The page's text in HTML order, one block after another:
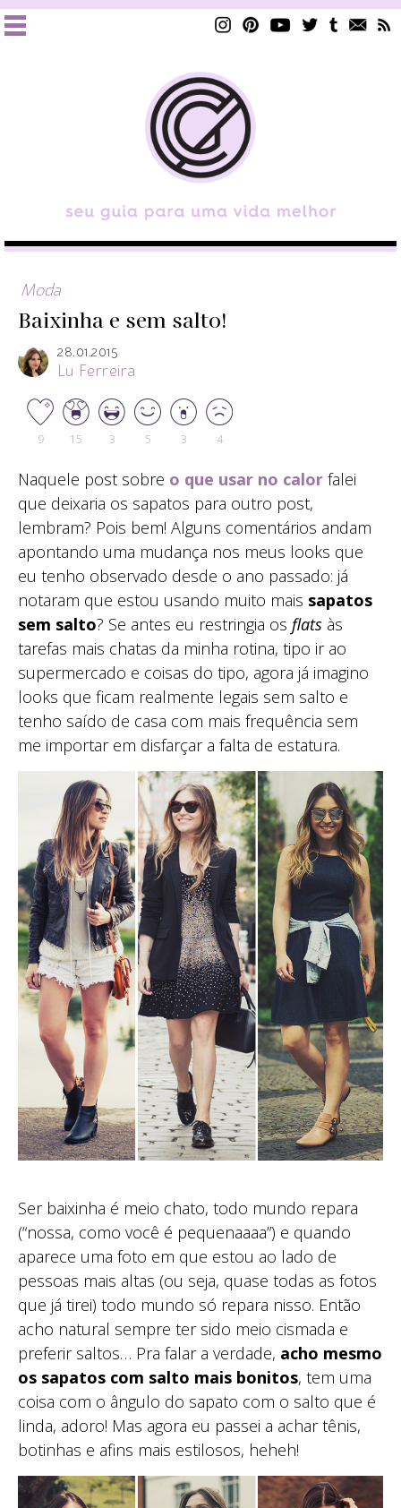
Moda
Baixinha e sem salto!
28.01.2015
Lu Ferreira
9 15 3 5 3 4
Naquele post sobre o que usar no calor falei
que deixaria os sapatos para outro post,
lembram? Pois bem! Alguns comentários andam
apontando uma mudança nos meus looks que
eu tenho observado desde o ano passado: já
notaram que estou usando muito mais sapatos
sem salto? Se antes eu restringia os flats às
tarefas mais chatas da minha rotina, tipo ir ao
supermercado e coisas do tipo, agora já imagino
looks que ficam realmente legais sem salto e
tenho saído de casa com mais frequência sem
me importar em disfarçar a falta de estatura.
Ser baixinha é meio chato, todo mundo repara
(“nossa, como você é pequenaaaa”) e quando
aparece uma foto em que estou ao lado de
pessoas mais altas (ou seja, quase todas as fotos
que já tirei) todo mundo só repara nisso. Então
acho natural sempre ter sido meio cismada e
preferir saltos… Pra falar a verdade, acho mesmo
os sapatos com salto mais bonitos, tem uma
coisa com o ângulo do sapato com o salto que é
linda, adoro! Mas agora eu passei a achar tênis,
botinhas e afins mais estilosos, heheh!